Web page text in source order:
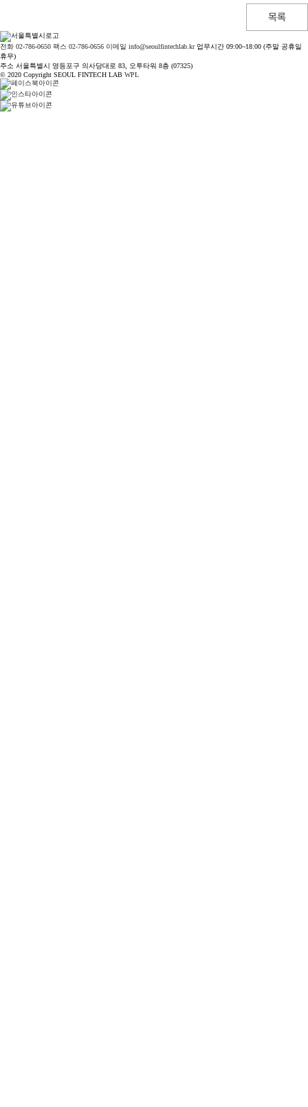
목록
전화 02-786-0650 팩스 02-786-0656 이메일 info@seoulfintechlab.kr 업무시간 09:00~18:00 (주말 공휴일
휴무)
주소 서울특별시 영등포구 의사당대로 83, 오투타워 8층 (07325)
© 2020 Copyright SEOUL FINTECH LAB WPL